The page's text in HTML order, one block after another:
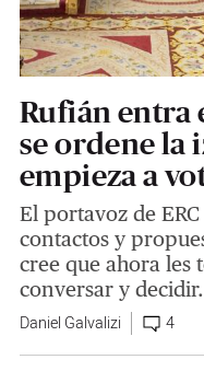
Rufián entra
se ordene la
empieza a
El portavoz de
contactos y
cree que ahora les
conversar y decidir.
Daniel Galvalizi 4